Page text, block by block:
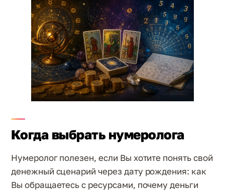
Когда выбрать нумеролога
Нумеролог полезен, если Вы хотите понять свой
денежный сценарий через дату рождения: как
Вы обращаетесь с ресурсами, почему деньги